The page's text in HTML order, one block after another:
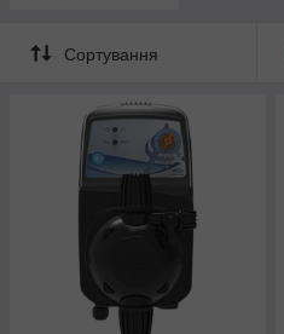
Сортування